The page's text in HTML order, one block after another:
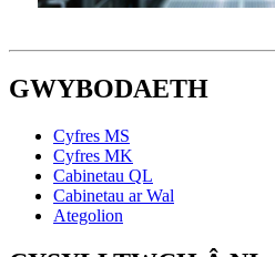
GWYBODAETH
Cyfres MS
Cyfres MK
Cabinetau QL
Cabinetau ar Wal
Ategolion